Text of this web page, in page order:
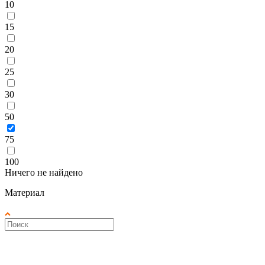
10
15
20
25
30
50
75
100
Ничего не найдено
Материал